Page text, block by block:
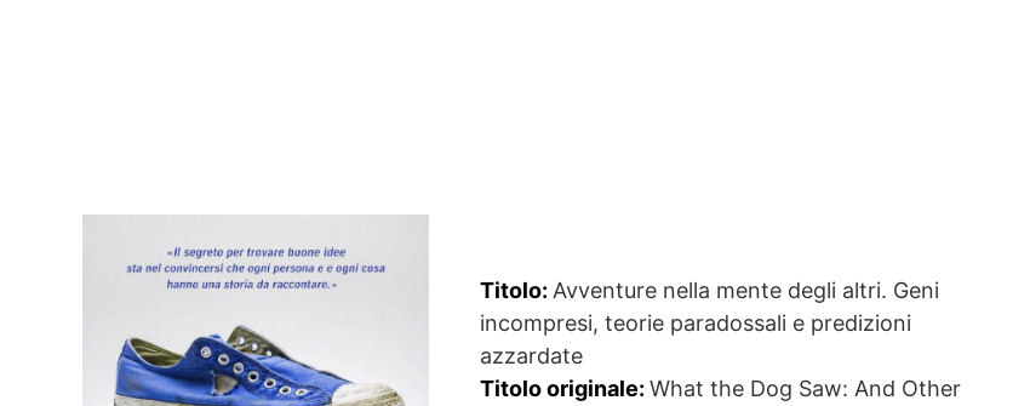
Titolo: Avventure nella mente degli altri. Geni
incompresi, teorie paradossali e predizioni
azzardate
Titolo originale:What the Dog Saw: And Other